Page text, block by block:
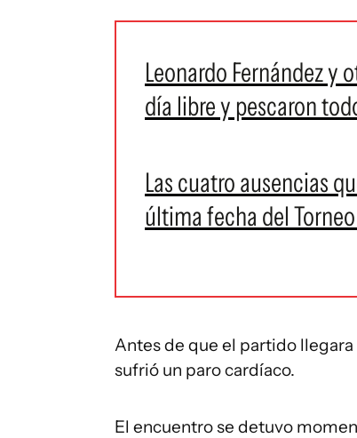
Leonardo Fernández y
día libre y pescaron
Las cuatro ausencias
última fecha del
Antes de que el partido
sufrió un paro cardíaco.
El encuentro se detuvo